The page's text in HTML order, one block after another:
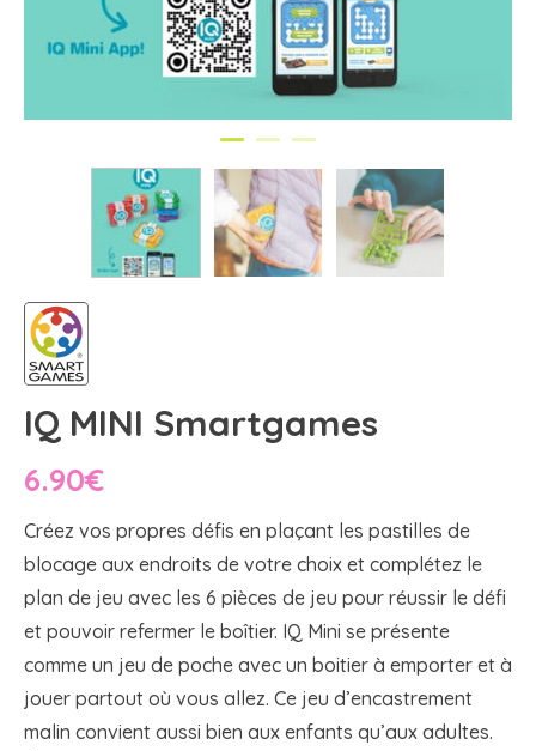
IQ MINI Smartgames
6.90€
Créez vos propres défis en plaçant les pastilles de
blocage aux endroits de votre choix et complétez le
plan de jeu avec les 6 pièces de jeu pour réussir le défi
et pouvoir refermer le boîtier. IQ Mini se présente
comme un jeu de poche avec un boitier à emporter et à
jouer partout où vous allez. Ce jeu d’encastrement
malin convient aussi bien aux enfants qu’aux adultes.